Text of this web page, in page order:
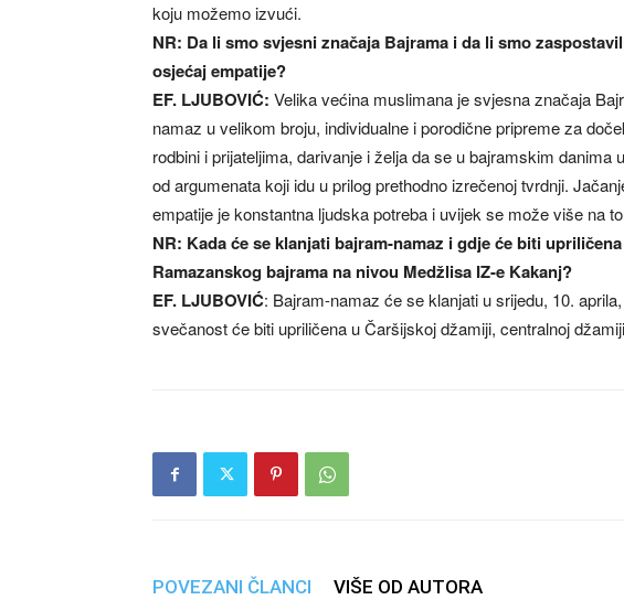
koju možemo izvući.
NR: Da li smo svjesni značaja Bajrama i da li smo
osjećaj empatije?
EF. LJUBOVIĆ: Velika većina muslimana je svjesna značaja
namaz u velikom broju, individualne i porodične pripreme za
rodbini i prijateljima, darivanje i želja da se u bajramskim danima
od argumenata koji idu u prilog prethodno izrečenoj tvrdnji.
empatije je konstantna ljudska potreba i uvijek se može više na
NR: Kada će se klanjati bajram-namaz i gdje će biti
Ramazanskog bajrama na nivou Medžlisa IZ-e Kakanj?
EF. LJUBOVIĆ: Bajram-namaz će se klanjati u srijedu, 10.
svečanost će biti upriličena u Čaršijskoj džamiji, centralnoj
POVEZANI ČLANCI VIŠE OD AUTORA